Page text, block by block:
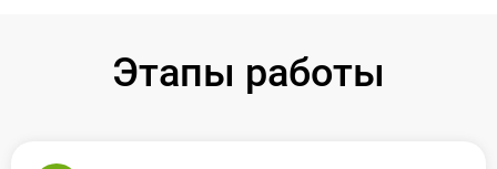
Этапы работы